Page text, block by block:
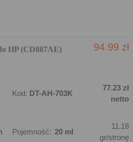
HP (CD887AE) 94.99 zł
Kod: DT-AH-703K
77.23 zł
netto
Pojemność: 20 ml
11.18
gr/stronę